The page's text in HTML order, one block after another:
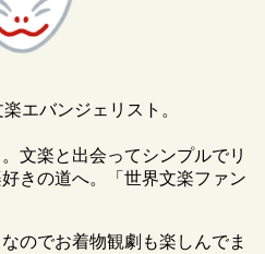
エバンジェリスト。
文楽と出会ってシンプルでリ
きの道へ。「世界文楽ファン
のでお着物観劇も楽しんでま